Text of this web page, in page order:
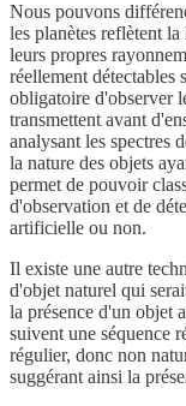
Nous pouvons
les planètes reflètent
leurs propres
réellement détectables
obligatoire d'observer
transmettent avant
analysant les spectres
la nature des objets
permet de pouvoir
d'observation et de
artificielle ou non.
Il existe une autre
d'objet naturel qui
la présence d'un objet
suivent une séquence
régulier, donc non
suggérant ainsi la